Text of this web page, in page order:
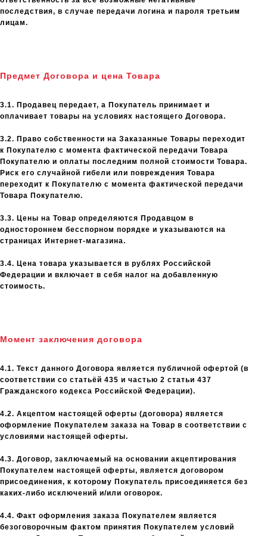
последствия, в случае передачи логина и пароля третьим
лицам.
Предмет Договора и цена Товара
3.1. Продавец передает, а Покупатель принимает и
оплачивает товары на условиях настоящего Договора.
3.2. Право собственности на Заказанные Товары переходит
к Покупателю с момента фактической передачи Товара
Покупателю и оплаты последним полной стоимости Товара.
Риск его случайной гибели или повреждения Товара
переходит к Покупателю с момента фактической передачи
Товара Покупателю.
3.3. Цены на Товар определяются Продавцом в
одностороннем бесспорном порядке и указываются на
страницах Интернет-магазина.
3.4. Цена товара указывается в рублях Российской
Федерации и включает в себя налог на добавленную
стоимость.
Момент заключения договора
4.1. Текст данного Договора является публичной офертой (в
соответствии со статьёй 435 и частью 2 статьи 437
Гражданского кодекса Российской Федерации).
4.2. Акцептом настоящей оферты (договора) является
оформление Покупателем заказа на Товар в соответствии с
условиями настоящей оферты.
4.3. Договор, заключаемый на основании акцептирования
Покупателем настоящей оферты, является договором
присоединения, к которому Покупатель присоединяется без
каких-либо исключений и/или оговорок.
4.4. Факт оформления заказа Покупателем является
безоговорочным фактом принятия Покупателем условий